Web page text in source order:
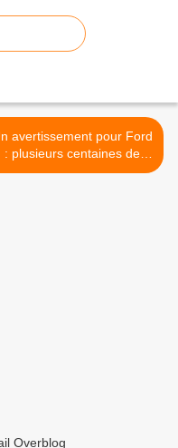
avertissement pour Ford
: plusieurs centaines de
salariés mobilisés à
Overblog